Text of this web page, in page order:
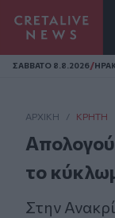
Homepage
ΣAΒΒΑΤΟ 8.8.2026/
ΑΡΧΙΚΗ / ΚΡΉΤΗ
το
Στην